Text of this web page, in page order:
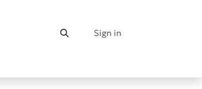
Sign in